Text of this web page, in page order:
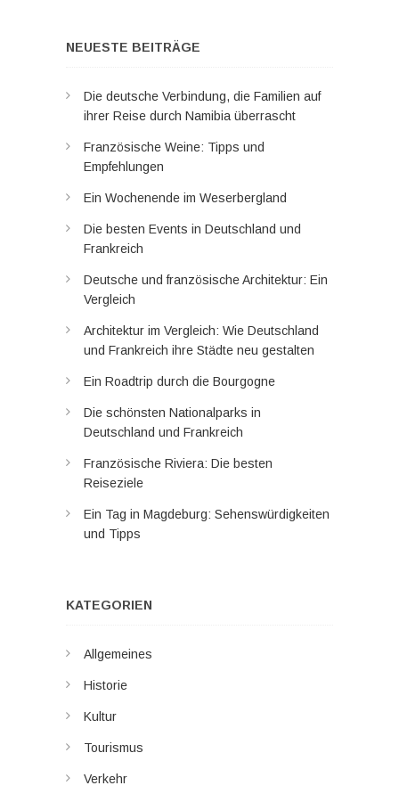
NEUESTE BEITRÄGE
Die deutsche Verbindung, die Familien auf
ihrer Reise durch Namibia überrascht
Französische Weine: Tipps und
Empfehlungen
Ein Wochenende im Weserbergland
Die besten Events in Deutschland und
Frankreich
Deutsche und französische Architektur: Ein
Vergleich
Architektur im Vergleich: Wie Deutschland
und Frankreich ihre Städte neu gestalten
Ein Roadtrip durch die Bourgogne
Die schönsten Nationalparks in
Deutschland und Frankreich
Französische Riviera: Die besten
Reiseziele
Ein Tag in Magdeburg: Sehenswürdigkeiten
und Tipps
KATEGORIEN
Allgemeines
Historie
Kultur
Tourismus
Verkehr